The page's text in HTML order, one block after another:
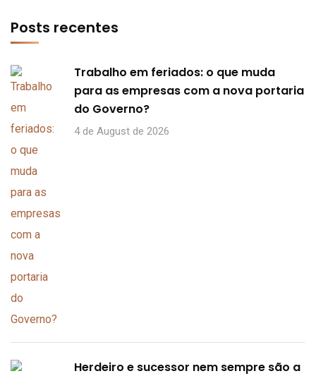
Posts recentes
Trabalho em feriados: o que muda
para as empresas com a nova portaria
do Governo?
4 de August de 2026
Herdeiro e sucessor nem sempre são a